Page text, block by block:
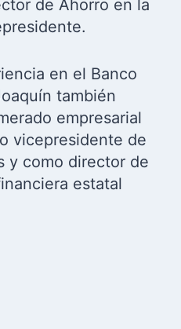
de Ahorro en la
en el Banco
también
empresarial
vicepresidente de
y como director de
estatal